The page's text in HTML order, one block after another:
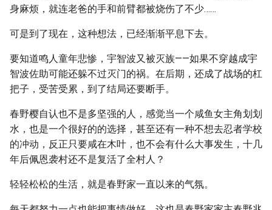
身麻烦，就连老爸的手和前臂都被烧伤了不少……
可是到了现在，这种想法，已经渐渐平息下去。
要知道鸣人童年悲惨，宇智波又被灭族——如果不穿越成宇
智波佐助可能还躲不过灭门的祸。在后期，还成了战场的杠
把子，受苦受累，到了结局还要断手。
春野樱自认也不是多坚强的人，感觉当一个咸鱼女主角划划
水，也是一个很好的的选择，甚至还有一种不想去忍者学校
的冲动，反正只要咸在木叶，也不会有什么大事发生，十几
年后佩恩袭村还不是复活了全村人？
轻轻松松的生活，就是春野家一直以来的气氛。